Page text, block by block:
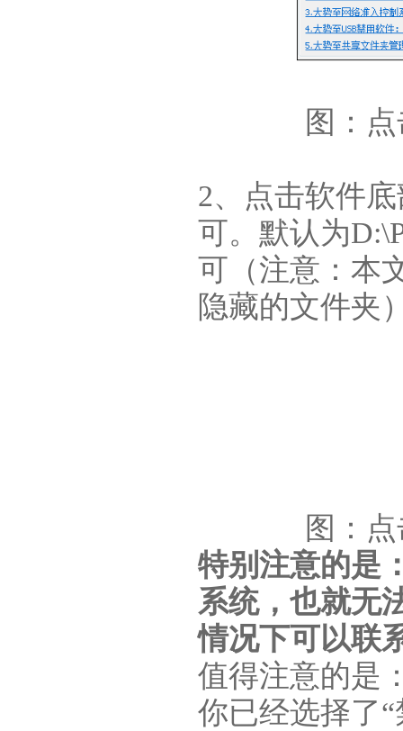
图：
2、点击软件
可。默认为
可（注意：本
隐藏的文件夹
图：
特别注意的是
系统，也就无
情况下可以联
值得注意的是
你已经选择了